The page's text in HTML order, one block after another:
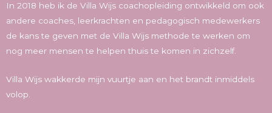
In 2018 heb ik de Villa Wijs coachopleiding ontwikkeld om ook
andere coaches, leerkrachten en pedagogisch medewerkers
de kans te geven met de Villa Wijs methode te werken om
nog meer mensen te helpen thuis te komen in zichzelf.
Villa Wijs wakkerde mijn vuurtje aan en het brandt inmiddels
volop.